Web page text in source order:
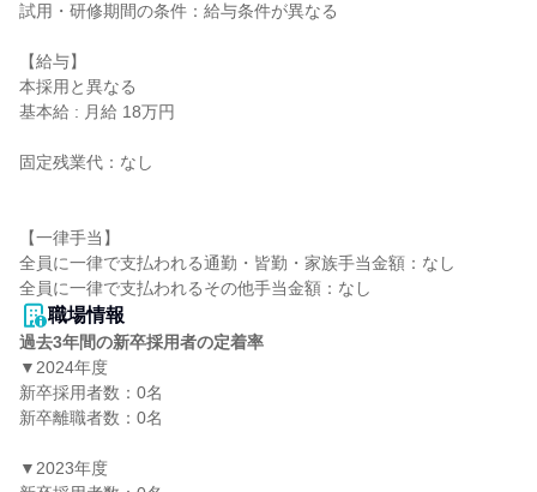
試用・研修期間の条件：給与条件が異なる
【給与】
本採用と異なる
基本給 : 月給 18万円
固定残業代：なし
【一律手当】
全員に一律で支払われる通勤・皆勤・家族手当金額：なし
職場情報
過去3年間の新卒採用者の定着率
▼2024年度
新卒採用者数：0名
新卒離職者数：0名
▼2023年度